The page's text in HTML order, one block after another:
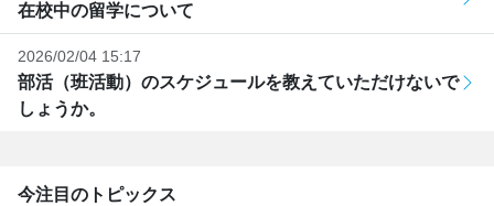
在校中の留学について
2026/02/04 15:17
部活（班活動）のスケジュールを教えていただけないで
しょうか。
今注目のトピックス